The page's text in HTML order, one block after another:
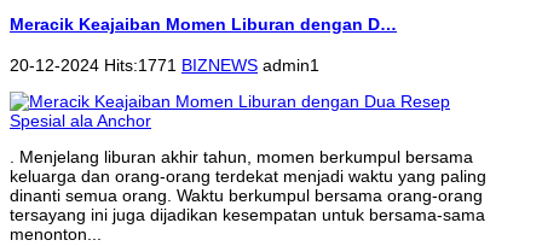
Meracik Keajaiban Momen Liburan dengan D…
20-12-2024 Hits:1771 BIZNEWS admin1
. Menjelang liburan akhir tahun, momen berkumpul bersama
keluarga dan orang-orang terdekat menjadi waktu yang paling
dinanti semua orang. Waktu berkumpul bersama orang-orang
tersayang ini juga dijadikan kesempatan untuk bersama-sama
menonton...